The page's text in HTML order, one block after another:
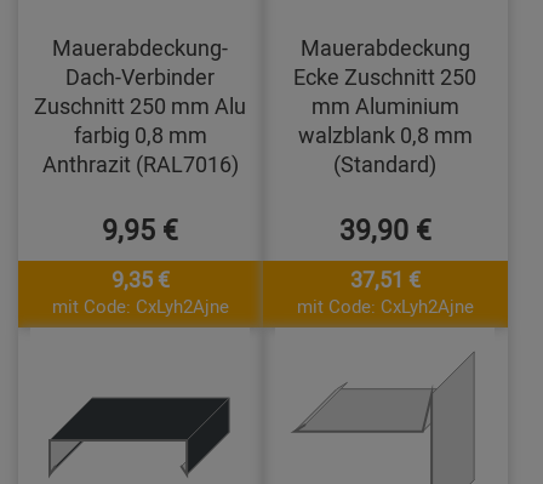
Mauerabdeckung-
Dach-Verbinder
Zuschnitt 250 mm Alu
farbig 0,8 mm
Anthrazit (RAL7016)
9,95 €
9,35 €
mit Code: CxLyh2Ajne
Mauerabdeckung
Ecke Zuschnitt 250
mm Aluminium
walzblank 0,8 mm
(Standard)
39,90 €
37,51 €
mit Code: CxLyh2Ajne